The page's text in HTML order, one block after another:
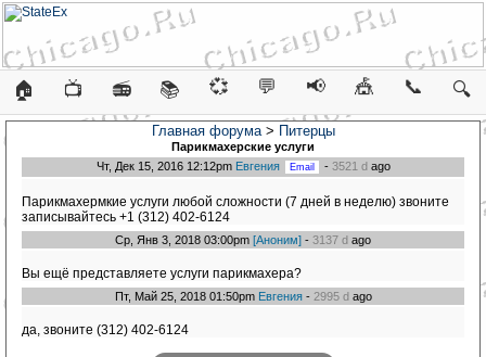
🏠 📺 📻 📚 💞 💬 📢 🎪 📞 🔍
Главная форума> Питерцы
Парикмахерские услуги
Чт, Дек 15, 2016 12:12pm Евгения - 3521 dago
Парикмахермкие услуги любой сложности (7 дней в неделю) звоните
записывайтесь +1 (312) 402-6124
Ср, Янв 3, 2018 03:00pm [Аноним] - 3137 d ago
Вы ещё представляете услуги парикмахера?
Пт, Май 25, 2018 01:50pm Евгения- 2995 dago
да, звоните (312) 402-6124